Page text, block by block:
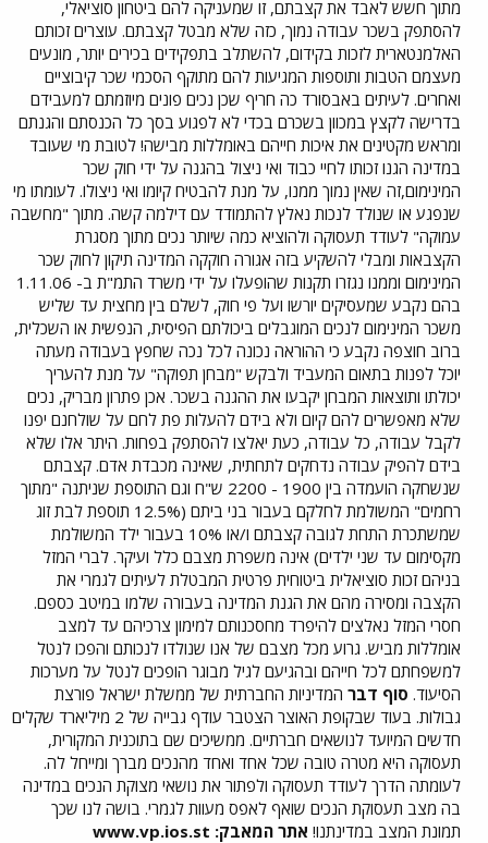
מתוך חשש לאבד את קצבתם, זו שמעניקה להם ביטחון סוציאלי,
להסתפק בשכר עבודה נמוך, כזה שלא מבטל קצבתם. עוצרים זכותם
האלמנטארית לזכות בקידום, להשתלב בתפקידים בכירים יותר, מונעים
מעצמם הטבות ותוספות המגיעות להם מתוקף הסכמי שכר קיבוציים
ואחרים. לעיתים באבסורד כה חריף שכן נכים פונים מיוזמתם למעבידם
בדרישה לקצץ במכוון בשכרם בכדי לא לפגוע בסך כל הכנסתם והגנתם
ומראש מקטינים את איכות חייהם באומללות מבישה! לטובת מי שעובד
במדינה הגנו זכותו לחיי כבוד ואי ניצול בהגנה על ידי חוק שכר
המינימום,זה שאין נמוך ממנו, על מנת להבטיח קיומו ואי ניצולו. לעומתו מי
שנפגע או שנולד לנכות נאלץ להתמודד עם דילמה קשה. מתוך "מחשבה
עמוקה" לעודד תעסוקה ולהוציא כמה שיותר נכים מתוך מסגרת
הקצבאות ומבלי להשקיע בזה אגורה חוקקה המדינה תיקון לחוק שכר
המינימום וממנו נגזרו תקנות שהופעלו על ידי משרד התמ"ת ב- 1.11.06
בהם נקבע שמעסיקים יורשו ועל פי חוק, לשלם בין מחצית עד שליש
משכר המינימום לנכים המוגבלים ביכולתם הפיסית, הנפשית או השכלית,
ברוב חוצפה נקבע כי ההוראה נכונה לכל נכה שחפץ בעבודה מעתה
יוכל לפנות בתאום המעביד ולבקש "מבחן תפוקה" על מנת להעריך
יכולתו ותוצאות המבחן יקבעו את ההגנה בשכר. אכן פתרון מבריק, נכים
שלא מאפשרים להם קיום ולא בידם להעלות פת לחם על שולחנם יפנו
לקבל עבודה, כל עבודה, כעת יאלצו להסתפק בפחות. היתר אלו שלא
בידם להפיק עבודה נדחקים לתחתית, שאינה מכבדת אדם. קצבתם
שנשחקה הועמדה בין 1900 - 2200 ש"ח וגם התוספת שניתנה "מתוך
רחמים" המשולמת לחלקם בעבור בני ביתם (12.5% תוספת לבת זוג
שמשתכרת התחת לגובה קצבתם ו/או 10% בעבור ילד המשולמת
מקסימום עד שני ילדים) אינה משפרת מצבם כלל ועיקר. לברי המזל
בניהם זכות סוציאלית ביטוחית פרטית המבטלת לעיתים לגמרי את
הקצבה ומסירה מהם את הגנת המדינה בעבורה שלמו במיטב כספם.
חסרי המזל נאלצים להיפרד מחסכנותם למימון צרכיהם עד למצב
אומללות מביש. גרוע מכל מצבם של אנו שנולדו לנכותם והפכו לנטל
למשפחתם לכל חייהם ובהגיעם לגיל מבוגר הופכים לנטל על מערכות
הסיעוד. סוף דבר המדיניות החברתית של ממשלת ישראל פורצת
גבולות. בעוד שבקופת האוצר הצטבר עודף גבייה של 2 מיליארד שקלים
חדשים המיועד לנושאים חברתיים. ממשיכים שם בתוכנית המקורית,
תעסוקה היא מטרה טובה שכל אחד ואחד מהנכים מברך ומייחל לה.
לעומתה הדרך לעודד תעסוקה ולפתור את נושאי מצוקת הנכים במדינה
בה מצב תעסוקת הנכים שואף לאפס מעוות לגמרי. בושה לנו שכך
תמונת המצב במדינתנו! אתר המאבק: www.vp.ios.st